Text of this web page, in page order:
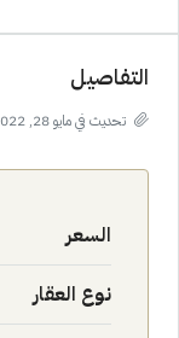
التفاصيل
تحديث في مايو 28, 2022 في 2:54 م
السعر
نوع العقار